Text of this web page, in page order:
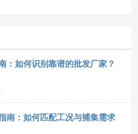
：如何识别靠谱的批发厂家？
南：如何匹配工况与捕集需求